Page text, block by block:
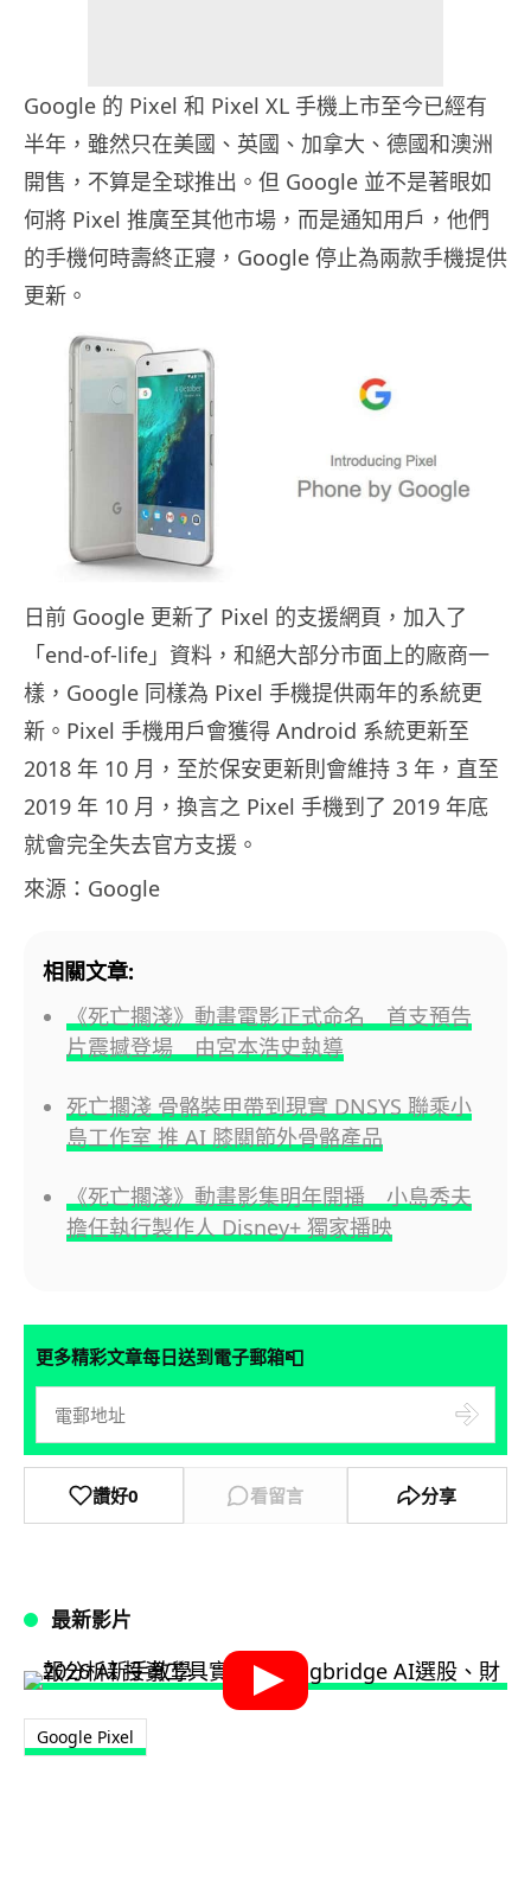
Google 的 Pixel 和 Pixel XL 手機上市至今已經有
半年，雖然只在美國、英國、加拿大、德國和澳洲
開售，不算是全球推出。但 Google 並不是著眼如
何將 Pixel 推廣至其他市場，而是通知用戶，他們
的手機何時壽終正寢，Google 停止為兩款手機提供
更新。
日前 Google 更新了 Pixel 的支援網頁，加入了
「end-of-life」資料，和絕大部分市面上的廠商一
樣，Google 同樣為 Pixel 手機提供兩年的系統更
新。Pixel 手機用戶會獲得 Android 系統更新至
2018 年 10 月，至於保安更新則會維持 3 年，直至
2019 年 10 月，換言之 Pixel 手機到了 2019 年底
就會完全失去官方支援。
來源：Google
相關文章:
《死亡擱淺》動畫電影正式命名 首支預告
片震撼登場 由宮本浩史執導
死亡擱淺 骨骼裝甲帶到現實 DNSYS 聯乘小
島工作室 推 AI 膝關節外骨骼產品
《死亡擱淺》動畫影集明年開播 小島秀夫
擔任執行製作人 Disney+ 獨家播映
更多精彩文章每日送到電子郵箱📮
讚好0 看留言 分享
最新影片
Google Pixel